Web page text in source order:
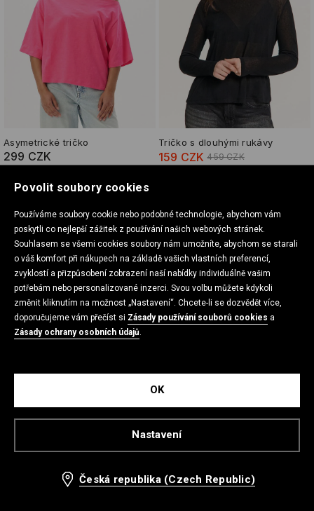
Povolit soubory cookies
Používáme soubory cookie nebo podobné technologie, abychom vám
poskytli co nejlepší zážitek z používání našich webových stránek.
Souhlasem se všemi cookies soubory nám umožníte, abychom se starali
o váš komfort při nákupech na základě vašich vlastních preferencí,
zvyklostí a přizpůsobení zobrazení naší nabídky individuálně vašim
potřebám nebo personalizované inzerci. Svou volbu můžete kdykoli
změnit kliknutím na možnost „Nastavení“. Chcete-li se dozvědět více,
doporučujeme vám přečíst si Zásady používání souborů cookies a
Zásady ochrany osobních údajů.
Nastavení
OK
Česká republika (Czech Republic)
Asymetrické tričko
299 CZK
Tričko s dlouhými rukávy
159 CZK 459 CZK
Top s vázáním
159 CZK 299 CZK
Tričko se sepraným efektem
99 CZK 199 CZK
-72%